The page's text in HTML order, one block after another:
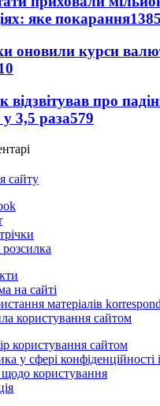
яке покарання1385
оновили курси
про
3,5 раза579
сайту
на сайті
матеріалів
користування сайтом
користування сайтом
у сфері
користування